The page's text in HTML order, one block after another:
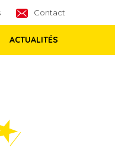
Contact
ACTUALITÉS